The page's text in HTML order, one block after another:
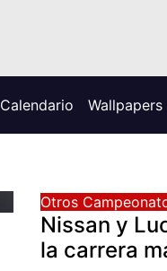
Calendario Wallpapers
Otros
Nissan y
la carrera